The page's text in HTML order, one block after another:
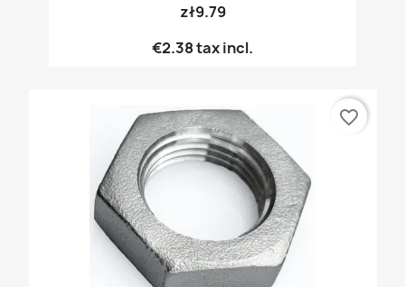
zł9.79
€2.38tax incl.
favorite_border